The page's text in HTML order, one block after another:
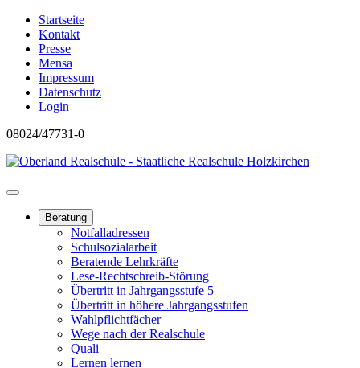
Startseite
Kontakt
Presse
Mensa
Impressum
Datenschutz
Login
08024/47731-0
Beratung
Notfalladressen
Schulsozialarbeit
Beratende Lehrkräfte
Lese-Rechtschreib-Störung
Übertritt in Jahrgangsstufe 5
Übertritt in höhere Jahrgangsstufen
Wahlpflichtfächer
Wege nach der Realschule
Quali
Lernen lernen